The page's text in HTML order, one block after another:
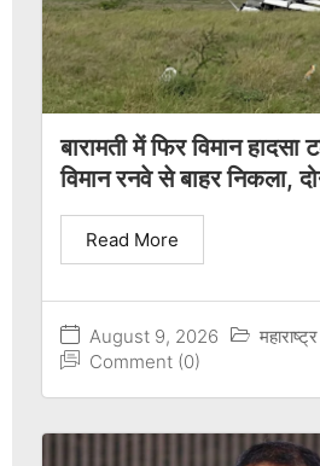
बारामती में फिर विमान हादसा
विमान रनवे से बाहर निकला,
August 9, 2026
महाराष्ट्र
Comment (0)
Read More